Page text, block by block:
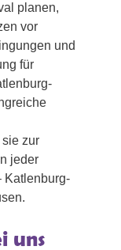
planen,
vor
und
für
zur
jeder
Katlenburg-
uns